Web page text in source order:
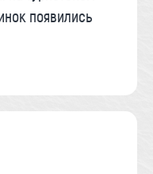
появились